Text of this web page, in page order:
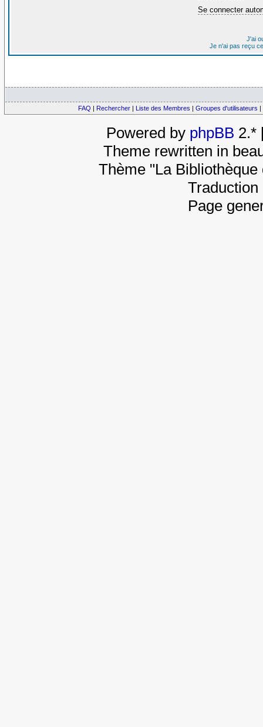
Se connecter
J'ai
Je n'ai pas reçu
FAQ | Rechercher | Liste des Membres | Groupes d'utilisateurs |
Powered by phpBB 2.*
Theme rewritten in
Thème "La
Page